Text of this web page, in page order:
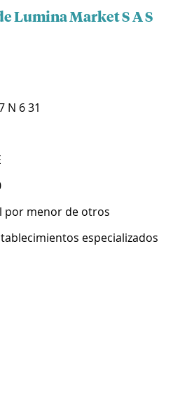
Lumina Market S A S
N 6 31
por menor de otros
especializados